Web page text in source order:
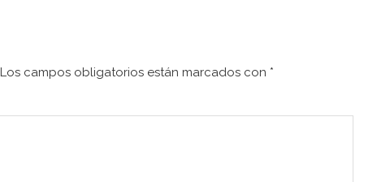
Los campos obligatorios están marcados con *